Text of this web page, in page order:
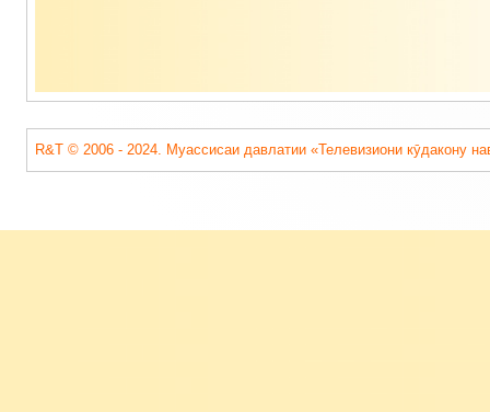
R&T © 2006 - 2024. Муассисаи давлатии «Телевизиони кӯдакону